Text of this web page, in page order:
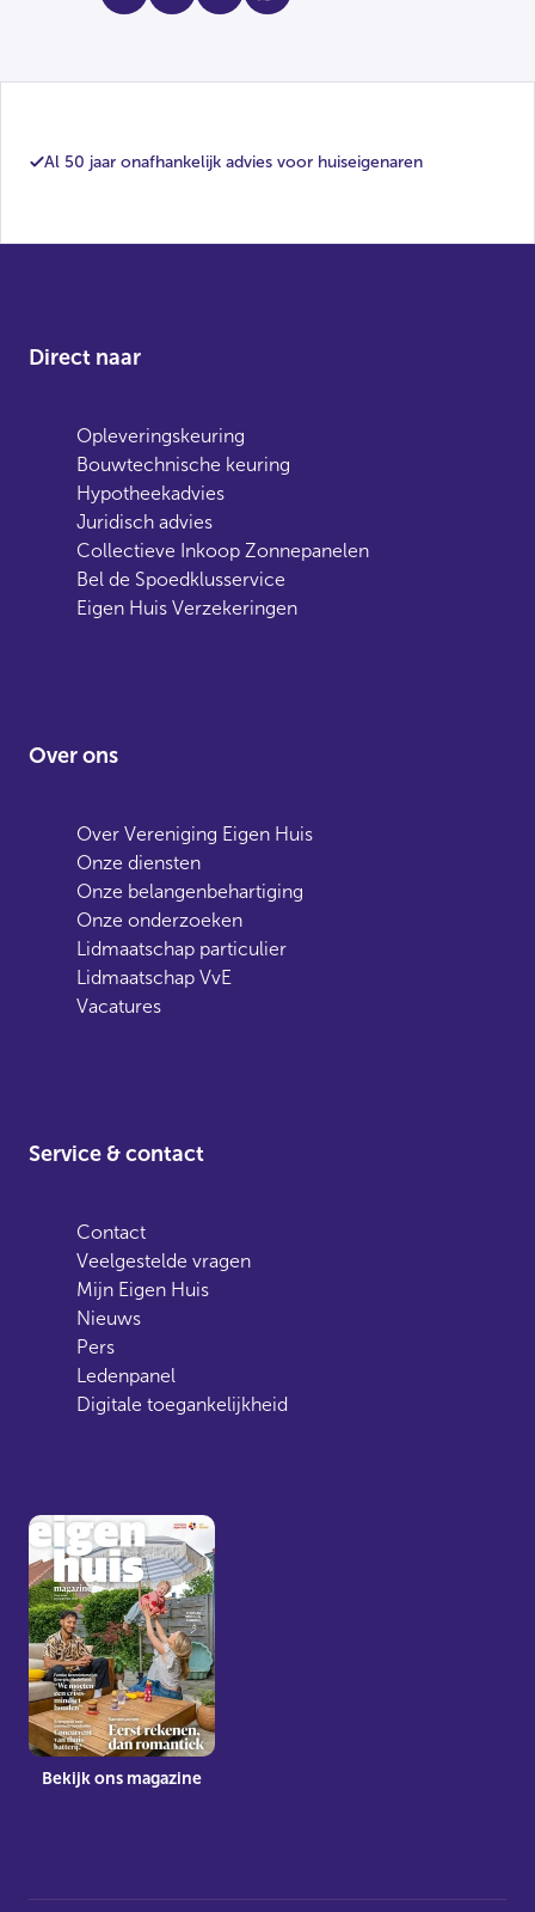
Al 50 jaar onafhankelijk advies voor huiseigenaren
Direct naar
Opleveringskeuring
Bouwtechnische keuring
Hypotheekadvies
Juridisch advies
Collectieve Inkoop Zonnepanelen
Bel de Spoedklusservice
Eigen Huis Verzekeringen
Over ons
Over Vereniging Eigen Huis
Onze diensten
Onze belangenbehartiging
Onze onderzoeken
Lidmaatschap particulier
Lidmaatschap VvE
Vacatures
Service & contact
Contact
Veelgestelde vragen
Mijn Eigen Huis
Nieuws
Pers
Ledenpanel
Digitale toegankelijkheid
Bekijk ons magazine